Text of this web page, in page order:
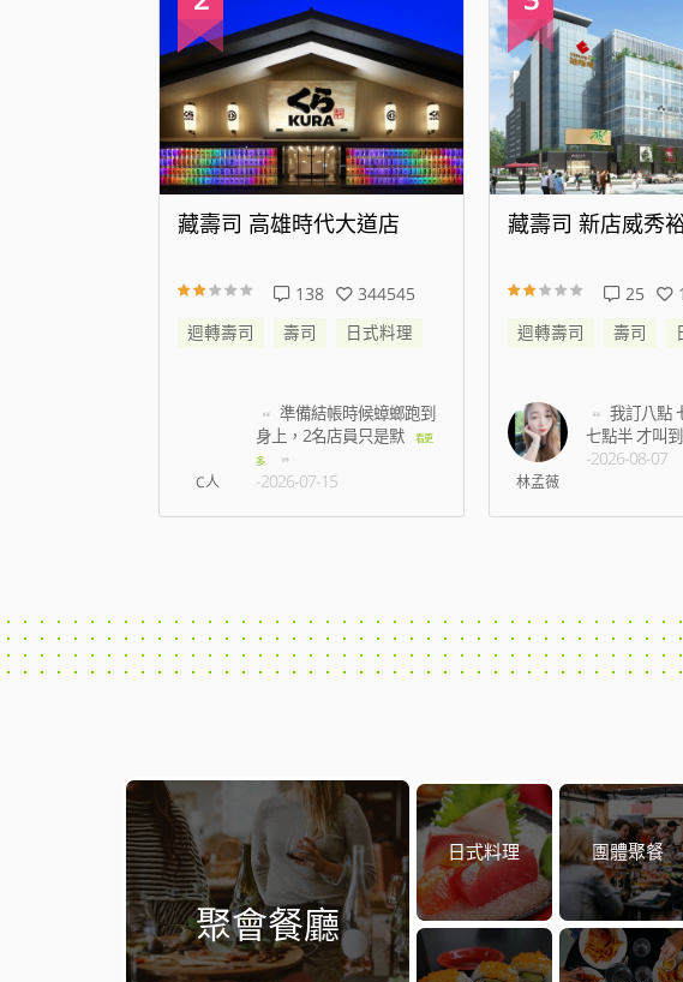
藏壽司 新店威秀裕隆店
25
176785
迴轉壽司
壽司 日式料理
林孟薇
我訂八點 七百多號 現在
七點半 才叫到6
看更多
-2026-08-07
藏壽司 八德興豐
15
迴轉壽司
壽司
姿穎
115.2/18
我帶小朋 看更多
-2026-02-19
聚會餐廳
日式料理 團體聚餐